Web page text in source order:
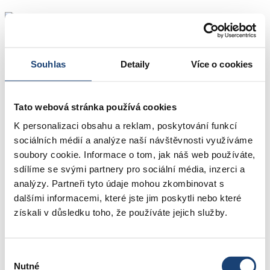
Souhlas Detaily Více o cookies
Tato webová stránka používá cookies
K personalizaci obsahu a reklam, poskytování funkcí
sociálních médií a analýze naší návštěvnosti využíváme
soubory cookie. Informace o tom, jak náš web používáte,
sdílíme se svými partnery pro sociální média, inzerci a
analýzy. Partneři tyto údaje mohou zkombinovat s
dalšími informacemi, které jste jim poskytli nebo které
získali v důsledku toho, že používáte jejich služby.
Nutné
416 858 111
Oddělení a ambulance
Pacienti a návštěvy
Kariéra
Vzdělávání
Porodnice
Individuální péče
O nemocnici
Kontakt
Partneři